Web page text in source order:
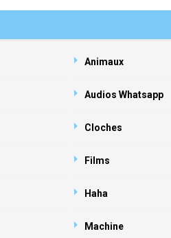
Animaux
Audios Whatsapp
Cloches
Films
Haha
Machine